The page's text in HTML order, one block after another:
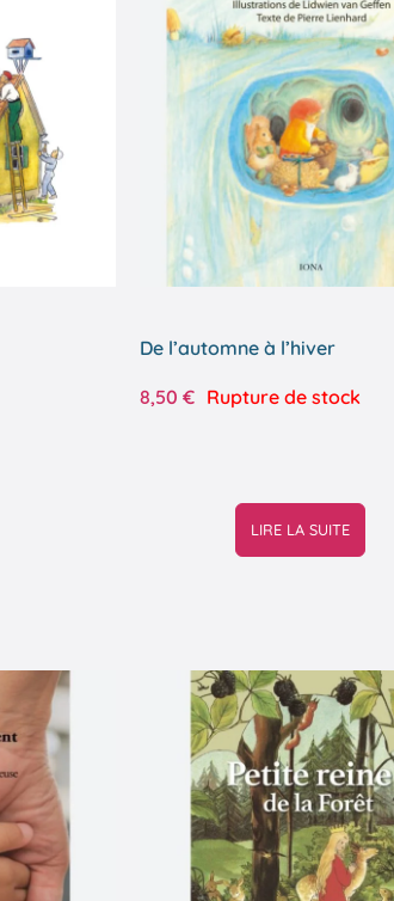
De l’automne à l’hiver
8,50€ Rupture de stock
LIRE LA SUITE